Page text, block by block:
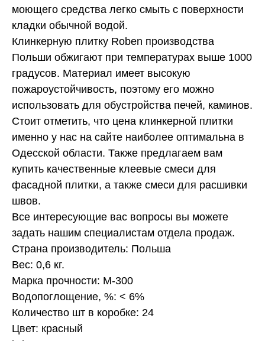
моющего средства легко смыть с поверхности
кладки обычной водой.
Клинкерную плитку Roben производства
Польши обжигают при температурах выше 1000
градусов. Материал имеет высокую
пожароустойчивость, поэтому его можно
использовать для обустройства печей, каминов.
Стоит отметить, что цена клинкерной плитки
именно у нас на сайте наиболее оптимальна в
Одесской области. Также предлагаем вам
купить качественные клеевые смеси для
фасадной плитки, а также смеси для расшивки
швов.
Все интересующие вас вопросы вы можете
задать нашим специалистам отдела продаж.
Страна производитель: Польша
Вес: 0,6 кг.
Марка прочности: М-300
Водопоглощение, %: < 6%
Количество шт в коробке: 24
Цвет: красный